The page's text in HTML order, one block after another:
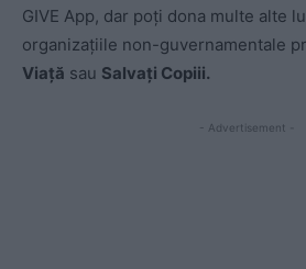
GIVE App, dar poți dona multe alte
organizațiile non-guvernamentale
Viață sau Salvați Copiii.
- Advertisement -